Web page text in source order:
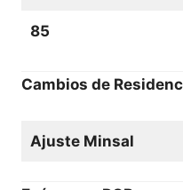
85
Cambios de
Ajuste Minsal